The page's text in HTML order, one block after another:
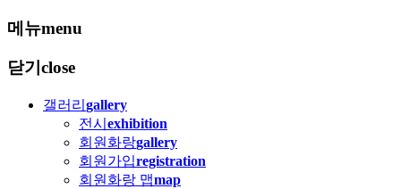
메뉴menu
닫기 close
갤러리 gallery
전시 exhibition
회원화랑gallery
회원가입registration
회원화랑 맵map